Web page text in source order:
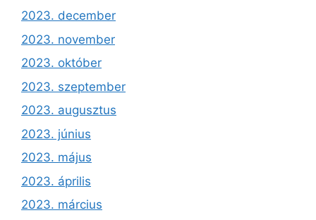
2023. december
2023. november
2023. október
2023. szeptember
2023. augusztus
2023. június
2023. május
2023. április
2023. március